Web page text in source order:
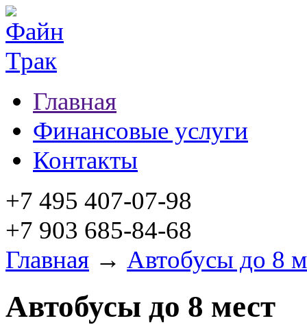
Главная
Финансовые услуги
Контакты
+7 495 407-07-98
+7 903 685-84-68
Главная → Автобусы до 8
Автобусы до 8 мест